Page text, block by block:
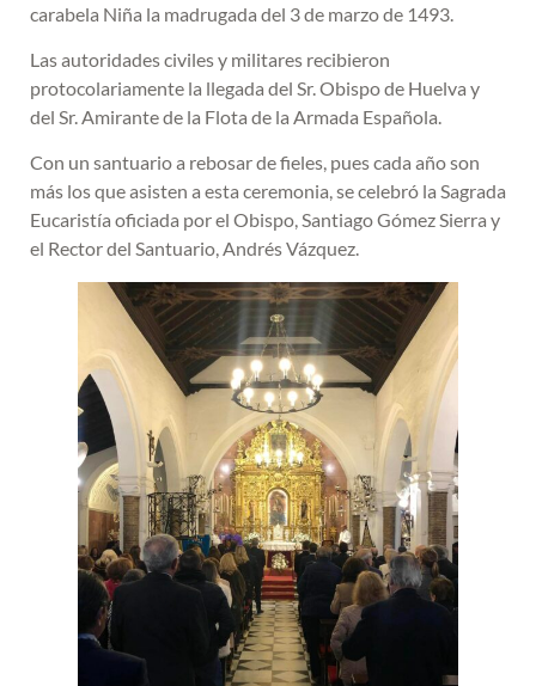
carabela Niña la madrugada del 3 de marzo de 1493.
Las autoridades civiles y militares recibieron
protocolariamente la llegada del Sr. Obispo de Huelva y
del Sr. Amirante de la Flota de la Armada Española.
Con un santuario a rebosar de fieles, pues cada año son
más los que asisten a esta ceremonia, se celebró la Sagrada
Eucaristía oficiada por el Obispo, Santiago Gómez Sierra y
el Rector del Santuario, Andrés Vázquez.